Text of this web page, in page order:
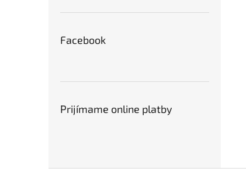
Facebook
Prijímame online platby